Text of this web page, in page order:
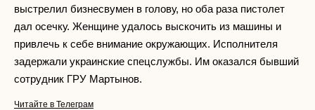
выстрелил бизнесвумен в голову, но оба раза пистолет
дал осечку. Женщине удалось выскочить из машины и
привлечь к себе внимание окружающих. Исполнителя
задержали украинские спецслужбы. Им оказался бывший
сотрудник ГРУ Мартынов.
Читайте в Телеграм